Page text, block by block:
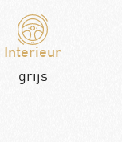
Interieur
grijs